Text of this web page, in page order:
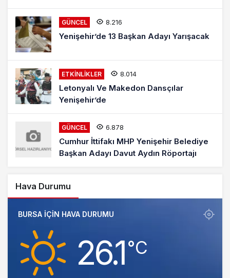
GÜNCEL 8.216
Yenişehir’de 13 Başkan Adayı Yarışacak
ETKINLIKLER 8.014
Letonyalı Ve Makedon Dansçılar
Yenişehir’de
GÜNCEL 6.878
Cumhur İttifakı MHP Yenişehir Belediye
Başkan Adayı Davut Aydın Röportajı
Hava Durumu
BURSA IÇIN HAVA DURUMU
26.1‎°C